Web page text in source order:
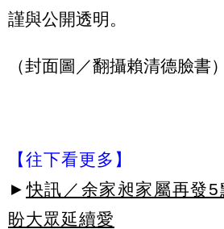
謹與公開透明。
（封面圖／翻攝賴清德臉書）
【往下看更多】
► 快訊／余家昶家屬再發
盼大眾延續愛